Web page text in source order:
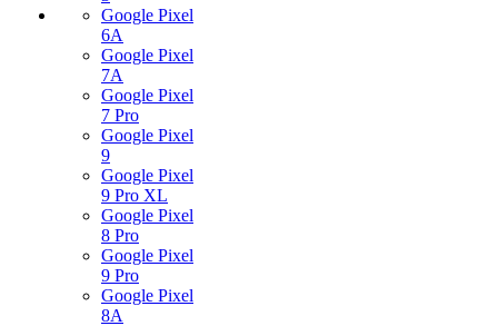
Google Pixel
6A
Google Pixel
7А
Google Pixel
7 Pro
Google Pixel
9
Google Pixel
9 Pro XL
Google Pixel
8 Pro
Google Pixel
9 Pro
Google Pixel
8A